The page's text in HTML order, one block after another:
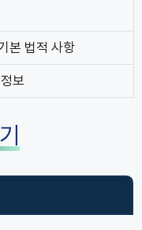
본 법적 사항
보